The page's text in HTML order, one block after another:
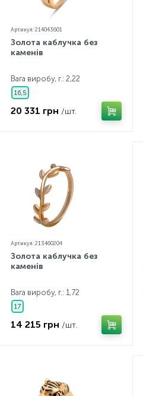
Артикул: 214043601
Золота каблучка без
каменів
Вага виробу, г.: 2,22
16,5
20 331 грн /шт.
Артикул: 213460204
Золота каблучка без
каменів
Вага виробу, г.: 1,72
17
14 215 грн /шт.